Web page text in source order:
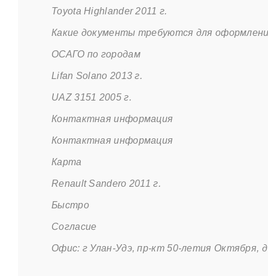
Toyota Highlander 2011 г.
Какие документы требуются для
ОСАГО по городам
Lifan Solano 2013 г.
UAZ 3151 2005 г.
Контактная информация
Контактная информация
Карта
Renault Sandero 2011 г.
Быстро
Согласие
Офис: г Улан-Удэ, пр-кт 50-летия Октября,